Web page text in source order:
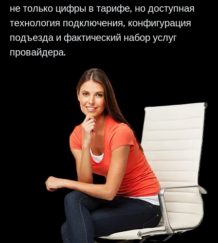
не только цифры в тарифе, но доступная
технология подключения, конфигурация
подъезда и фактический набор услуг
провайдера.